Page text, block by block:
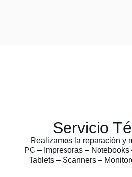
Servicio
Realizamos la reparación y
PC – Impresoras –
Tablets – Scanners –